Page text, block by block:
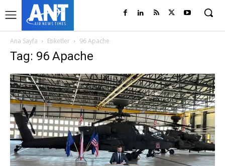
Ana Sayfa Etiketler 96 Apache
Tag: 96 Apache